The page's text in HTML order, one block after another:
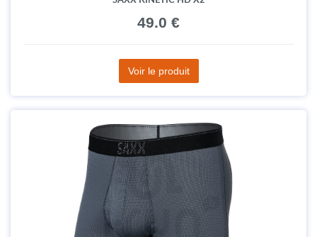
49.0 €
Voir le produit